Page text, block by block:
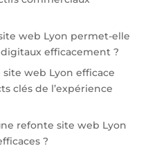
web Lyon permet-elle
efficacement ?
web Lyon efficace
clés de l’expérience
refonte site web Lyon
?